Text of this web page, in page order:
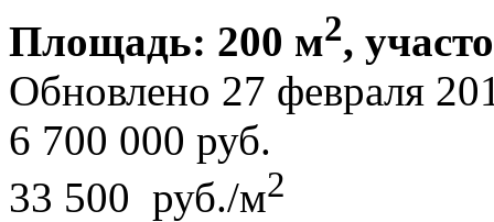
Площадь: 200 м2,
Обновлено 27 февраля
6 700 000 руб.
33 500 руб./м2